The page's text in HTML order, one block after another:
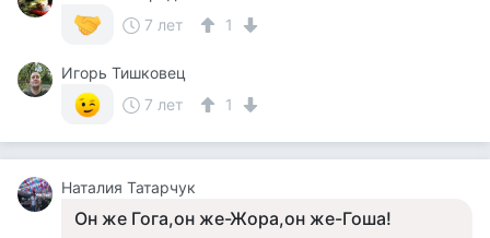
7 лет
1
Игорь Тишковец
7 лет
1
Наталия Татарчук
Он же Гога,он же-Жора,он же-Гоша!